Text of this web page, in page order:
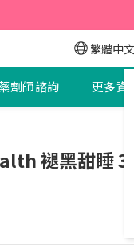
繁體中文
劑師諮詢 更多資訊
褪黑甜睡 3